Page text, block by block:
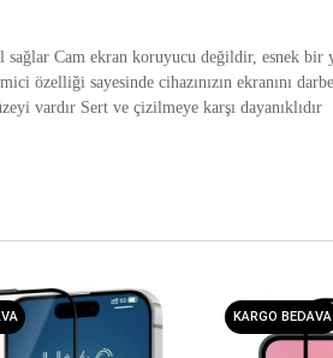
Cam ekran koruyucu değildir, esnek bir
özelliği sayesinde cihazınızın ekranını
vardır Sert ve çizilmeye karşı dayanıklıdır
KARGO BEDAVA